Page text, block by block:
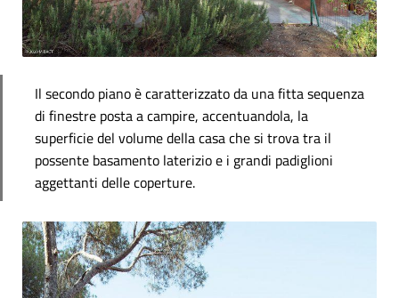
Il secondo piano è caratterizzato da una fitta sequenza
di finestre posta a campire, accentuandola, la
superficie del volume della casa che si trova tra il
possente basamento laterizio e i grandi padiglioni
aggettanti delle coperture.